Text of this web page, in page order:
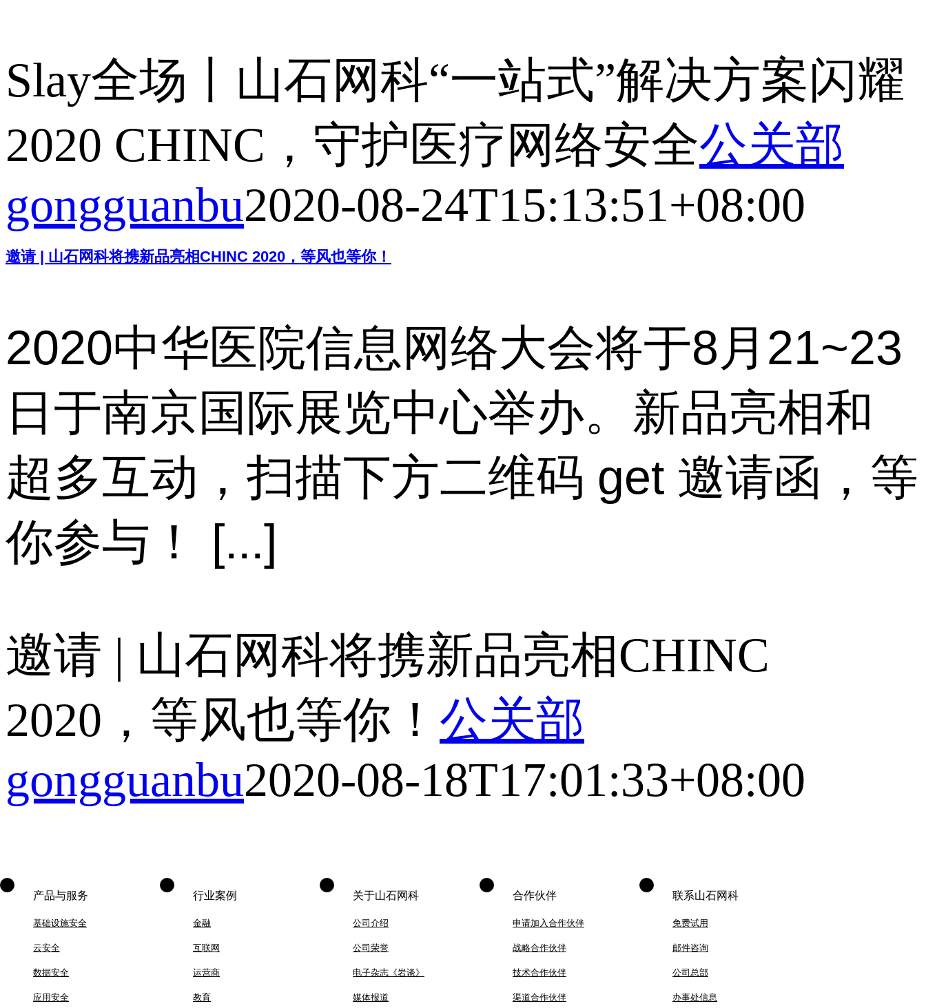
Slay全场丨山石网科“一站式”解决方案闪耀
2020 CHINC，守护医疗网络安全公关部
gongguanbu2020-08-24T15:13:51+08:00
邀请 | 山石网科将携新品亮相CHINC 2020，等风也等你！
2020中华医院信息网络大会将于8月21~23
日于南京国际展览中心举办。新品亮相和
超多互动，扫描下方二维码 get 邀请函，等
你参与！ [...]
邀请 | 山石网科将携新品亮相CHINC
2020，等风也等你！ 公关部
gongguanbu2020-08-18T17:01:33+08:00
产品与服务
基础设施安全
云安全
数据安全
应用安全
行业案例
金融
互联网
运营商
教育
关于山石网科
公司介绍
公司荣誉
电子杂志《岩谈》
媒体报道
合作伙伴
申请加入合作伙伴
战略合作伙伴
技术合作伙伴
渠道合作伙伴
联系山石网科
免费试用
邮件咨询
公司总部
办事处信息